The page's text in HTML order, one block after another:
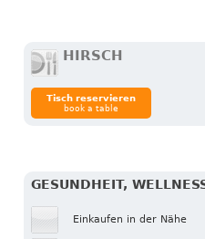
HIRSCH
Tisch reservieren
book a table
GESUNDHEIT,
Einkaufen in der Nähe